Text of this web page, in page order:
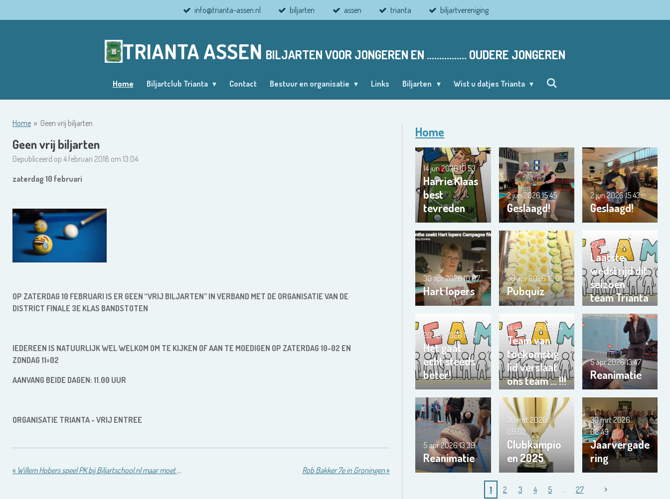
direct
info@trianta-assen.nl biljarten assen trianta biljartvereniging
TRIANTA ASSEN BILJARTEN VOOR JONGEREN EN ................ OUDERE JONGEREN
Home Biljartclub Trianta Contact Bestuur en organisatie Links Biljarten Wist u datjes Trianta
Home » Geen vrij biljarten
Geen vrij biljarten
Gepubliceerd op 4 februari 2018 om 13:04
zaterdag 10 februari
OP ZATERDAG 10 FEBRUARI IS ER GEEN “VRIJ BILJARTEN” IN VERBAND MET DE ORGANISATIE VAN DE
DISTRICT FINALE 3E KLAS BANDSTOTEN
IEDEREEN IS NATUURLIJK WEL WELKOM OM TE KIJKEN OF AAN TE MOEDIGEN OP ZATERDAG 10-02 EN
ZONDAG 11=02
AANVANG BEIDE DAGEN: 11.00 UUR
ORGANISATIE TRIANTA - VRIJ ENTREE
« Willem Hobers speel PK bij Biljartschool.nl maar moet opgeven wegens blessure Rob Bakker 7e in Groningen»
Home
Harrie Klaas
best
tevreden
14 jun 202610:53
Geslaagd!
2 jun 202615:45
Geslaagd!
2 jun 202615:43
Hart lopers
30 apr 202610:07
Pubquiz
30 apr 202610:01
Laatste
wedstrijd dit
seizoen
team Trianta
01
27 apr 202617:07
Het gaat
echt steeds
beter!
20 apr 2026 16:41
Team van
toekomstig
lid verslaat
ons team … !!!
14 apr 2026 09:54
Reanimatie
5 apr 202613:47
Reanimatie
5 apr 202613:39
Clubkampio
en 2025
30 mrt 2026
09:02
Jaarvergade
ring
30 mrt 2026
08:49
1 2 3 4 5 27